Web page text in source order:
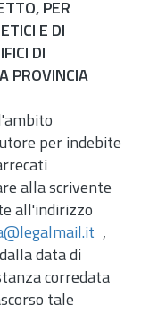
PER
E DI
DI
PROVINCIA
per indebite
alla scrivente
all'indirizzo
,
data di
corredata
tale